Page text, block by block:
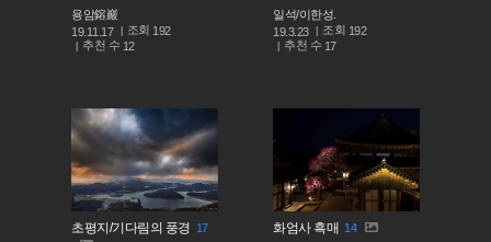
용암鎔巖
19.11.17
조회 192
추천 수 12
일석/이한성.
19.3.23
조회 192
추천 수 17
초평지/기다림의 풍경 17 화엄사 흑매 14